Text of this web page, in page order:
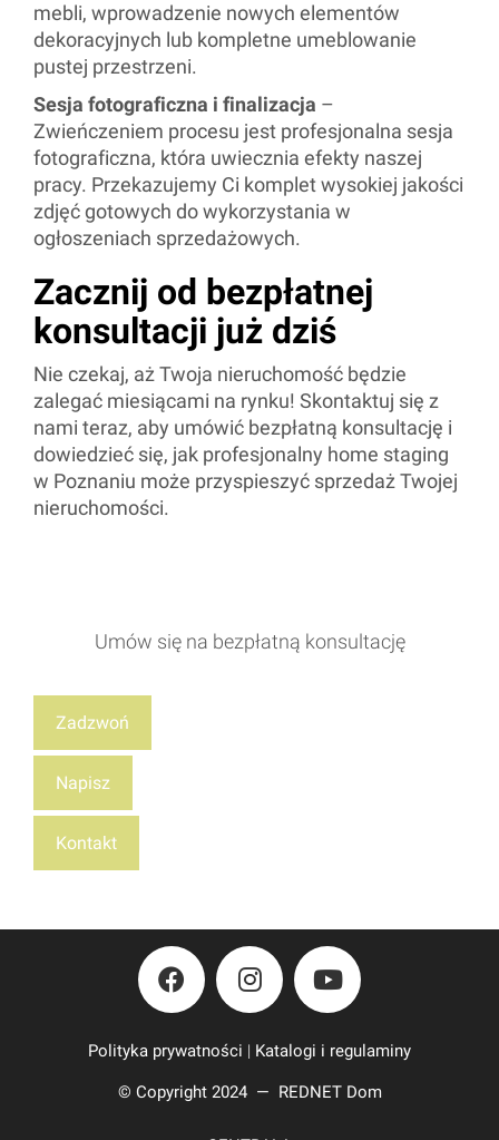
mebli, wprowadzenie nowych elementów
dekoracyjnych lub kompletne umeblowanie
pustej przestrzeni.
Sesja fotograficzna i finalizacja –
Zwieńczeniem procesu jest profesjonalna sesja
fotograficzna, która uwiecznia efekty naszej
pracy. Przekazujemy Ci komplet wysokiej jakości
zdjęć gotowych do wykorzystania w
ogłoszeniach sprzedażowych.
Zacznij od bezpłatnej
konsultacji już dziś
Nie czekaj, aż Twoja nieruchomość będzie
zalegać miesiącami na rynku! Skontaktuj się z
nami teraz, aby umówić bezpłatną konsultację i
dowiedzieć się, jak profesjonalny home staging
w Poznaniu może przyspieszyć sprzedaż Twojej
nieruchomości.
Umów się na bezpłatną konsultację
Zadzwoń
Napisz
Kontakt
Polityka prywatności | Katalogi i regulaminy
© Copyright 2024 — REDNET Dom